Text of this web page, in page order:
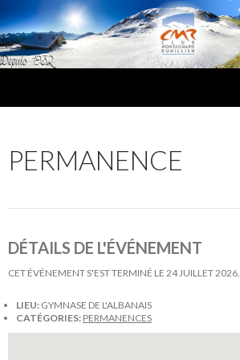
PERMANENCE
DÉTAILS DE L'ÉVÉNEMENT
CET ÉVÉNEMENT S'EST TERMINÉ LE 24 JUILLET 2026.
LIEU: GYMNASE DE L'ALBANAIS
CATÉGORIES: PERMANENCES